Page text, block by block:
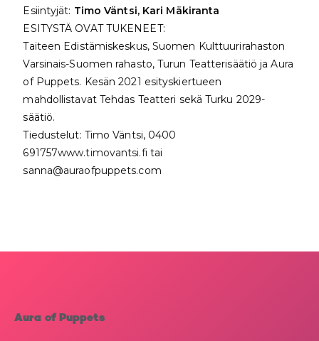
Esiintyjät: Timo Väntsi, Kari Mäkiranta
ESITYSTÄ OVAT TUKENEET:
Taiteen Edistämiskeskus, Suomen Kulttuurirahaston
Varsinais-Suomen rahasto, Turun Teatterisäätiö ja Aura
of Puppets. Kesän 2021 esityskiertueen
mahdollistavat Tehdas Teatteri sekä Turku 2029-
säätiö.
Tiedustelut: Timo Väntsi, 0400
691757www.timovantsi.fi tai
sanna@auraofpuppets.com
Aura of Puppets